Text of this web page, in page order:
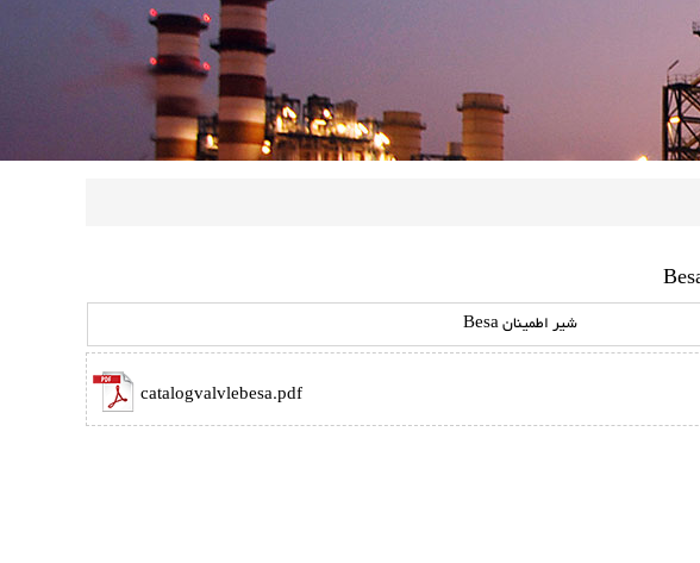
شیر اطمینان Besa
catalogvalvlebesa.pdf